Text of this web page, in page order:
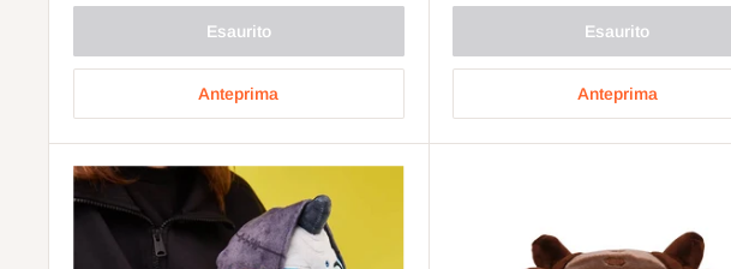
Esaurito
Anteprima
Esaurito
Anteprima